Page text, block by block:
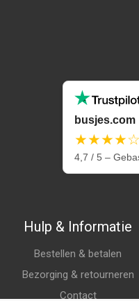
busjes.com
★★★★☆
4,7 / 5 –
Hulp & Informatie
Bestellen & betalen
Bezorging & retourneren
Contact